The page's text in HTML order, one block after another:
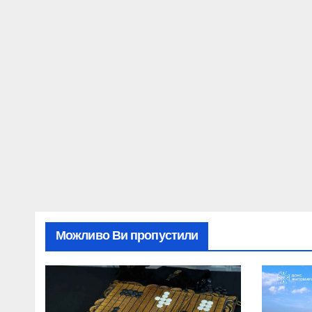
Можливо Ви пропустили